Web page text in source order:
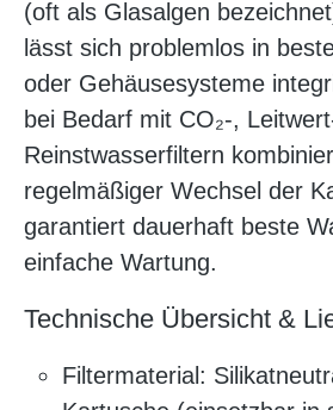
(oft als Glasalgen
lässt sich problemlos in
oder Gehäusesysteme
bei Bedarf mit CO₂-,
Reinstwasserfiltern
regelmäßiger Wechsel der
garantiert dauerhaft beste
einfache Wartung.
Technische Übersicht &
Filtermaterial: